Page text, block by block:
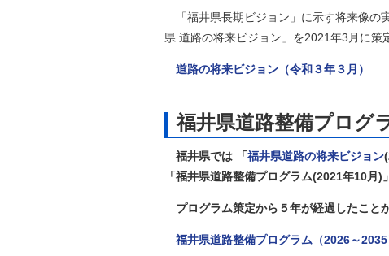
「福井県長期ビジョン」に示す将来像の
県 道路の将来ビジョン」を2021年3月に策
道路の将来ビジョン（令和３年３月）
福井県道路整備プログ
福井県では 「福井県道路の将来ビジョン
「福井県道路整備プログラム(2021年10月
プログラム策定から５年が経過したこと
福井県道路整備プログラム（2026～2035